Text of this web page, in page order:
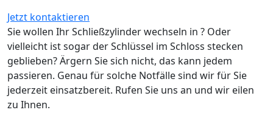
Jetzt kontaktieren
Sie wollen Ihr Schließzylinder wechseln in ? Oder
vielleicht ist sogar der Schlüssel im Schloss stecken
geblieben? Ärgern Sie sich nicht, das kann jedem
passieren. Genau für solche Notfälle sind wir für Sie
jederzeit einsatzbereit. Rufen Sie uns an und wir eilen
zu Ihnen.